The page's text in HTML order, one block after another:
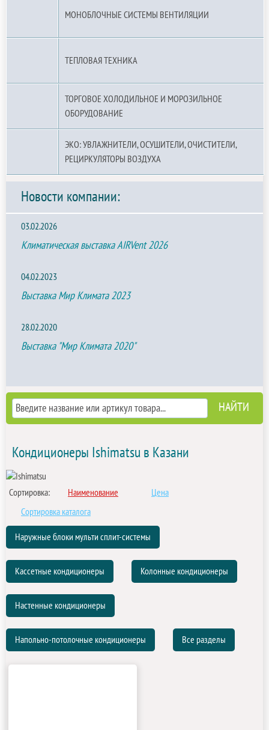
МОНОБЛОЧНЫЕ СИСТЕМЫ ВЕНТИЛЯЦИИ
ТЕПЛОВАЯ ТЕХНИКА
ТОРГОВОЕ ХОЛОДИЛЬНОЕ И МОРОЗИЛЬНОЕ
ОБОРУДОВАНИЕ
ЭКО: УВЛАЖНИТЕЛИ, ОСУШИТЕЛИ, ОЧИСТИТЕЛИ,
РЕЦИРКУЛЯТОРЫ ВОЗДУХА
Новости компании:
03.02.2026
Климатическая выставка AIRVent 2026
04.02.2023
Выставка Мир Климата 2023
28.02.2020
Выставка "Мир Климата 2020"
Кондиционеры Ishimatsu в Казани
Сортировка: Наименование
Цена
Сортировка каталога
Наружные блоки мульти сплит-системы
Кассетные кондиционеры Колонные кондиционеры
Настенные кондиционеры
Напольно-потолочные кондиционеры Все разделы